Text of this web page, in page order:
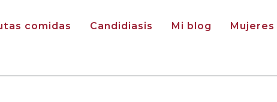
comidas Candidiasis Mi blog